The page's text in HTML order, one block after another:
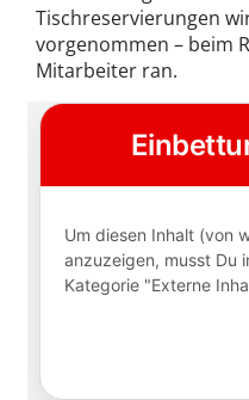
Tischreservierungen
vorgenommen – beim
Mitarbeiter ran.